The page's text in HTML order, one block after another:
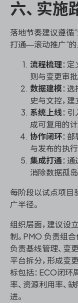
六、实施
落地节奏建议遵
打通—滚动推广”的
流程梳理：
则与变更审
数据建模 ：
史与文控，
系统上线：
成可复用的
协作闭环：
与发布的执
集成打通 ：
消除数据孤岛
每阶段以试点项目
广半径。
组织层面，建议设
制。PMO 负责组
负责基线管理、变
平台拆分，形成变
标包括：ECO闭环
率、资源利用率、
进。